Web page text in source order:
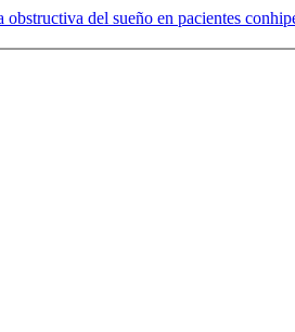
obstructiva del sueño en pacientes